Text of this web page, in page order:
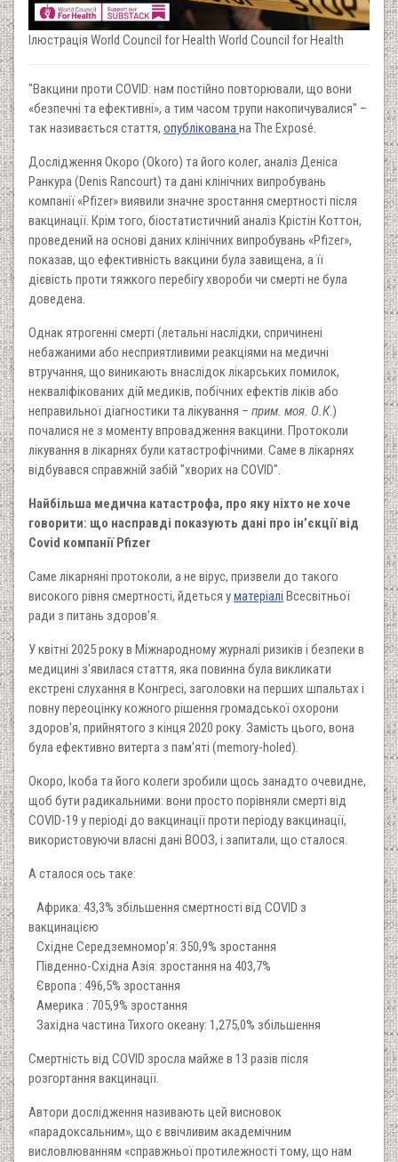
Ілюстрація World Council for Health World Council for Health
"Вакцини проти COVID: нам постійно повторювали, що вони
«безпечні та ефективні», а тим часом трупи накопичувалися" –
так називається стаття, опублікованана The Exposé.
Дослідження Окоро (Okoro) та його колег, аналіз Деніса
Ранкура (Denis Rancourt) та дані клінічних випробувань
компанії «Pfizer» виявили значне зростання смертності після
вакцинації. Крім того, біостатистичний аналіз Крістін Коттон,
проведений на основі даних клінічних випробувань «Pfizer»,
показав, що ефективність вакцини була завищена, а її
дієвість проти тяжкого перебігу хвороби чи смерті не була
доведена.
Однак ятрогенні смерті (летальні наслідки, спричинені
небажаними або несприятливими реакціями на медичні
втручання, що виникають внаслідок лікарських помилок,
некваліфікованих дій медиків, побічних ефектів ліків або
неправильної діагностики та лікування – прим. моя. О.К.)
почалися не з моменту впровадження вакцини. Протоколи
лікування в лікарнях були катастрофічними. Саме в лікарнях
відбувався справжній забій "хворих на COVID".
Найбільша медична катастрофа, про яку ніхто не хоче
говорити: що насправді показують дані про ін’єкції від
Covid компанії Pfizer
Саме лікарняні протоколи, а не вірус, призвели до такого
високого рівня смертності, йдеться уматеріалі Всесвітньої
ради з питань здоров’я.
У квітні 2025 року в Міжнародному журналі ризиків і безпеки в
медицині з'явилася стаття, яка повинна була викликати
екстрені слухання в Конгресі, заголовки на перших шпальтах і
повну переоцінку кожного рішення громадської охорони
здоров'я, прийнятого з кінця 2020 року. Замість цього, вона
була ефективно витерта з пам'яті (memory-holed).
Окоро, Ікоба та його колеги зробили щось занадто очевидне,
щоб бути радикальними: вони просто порівняли смерті від
COVID-19 у періоді до вакцинації проти періоду вакцинації,
використовуючи власні дані ВООЗ, і запитали, що сталося.
А сталося ось таке:
Африка: 43,3% збільшення смертності від COVID з
вакцинацією
Східне Середземномор'я: 350,9% зростання
Південно-Східна Азія: зростання на 403,7%
Європа : 496,5% зростання
Америка : 705,9% зростання
Західна частина Тихого океану: 1,275,0% збільшення
Смертність від COVID зросла майже в 13 разів після
розгортання вакцинації.
Автори дослідження називають цей висновок
«парадоксальним», що є ввічливим академічним
висловлюванням «справжньої протилежності тому, що нам